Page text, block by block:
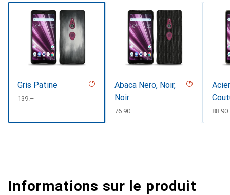
Gris Patine
CHF
139.–
Abaca Nero, Noir,
Noir
CHF
76.90 CHF
88.90
Informations sur le produit